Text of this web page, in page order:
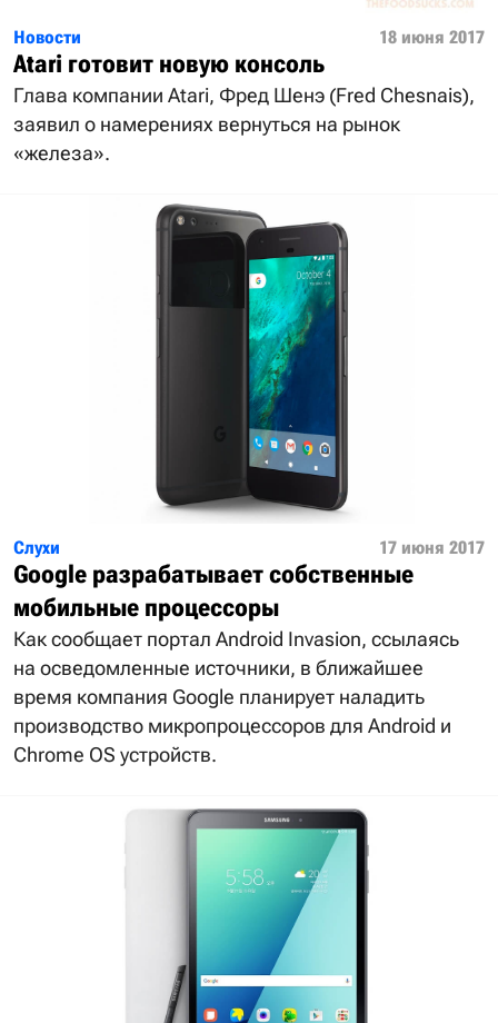
Новости 18 июня 2017
Atari готовит новую консоль
Глава компании Atari, Фред Шенэ (Fred Chesnais),
заявил о намерениях вернуться на рынок
«железа».
Слухи 17 июня 2017
Google разрабатывает собственные
мобильные процессоры
Как сообщает портал Android Invasion, ссылаясь
на осведомленные источники, в ближайшее
время компания Google планирует наладить
производство микропроцессоров для Android и
Chrome OS устройств.